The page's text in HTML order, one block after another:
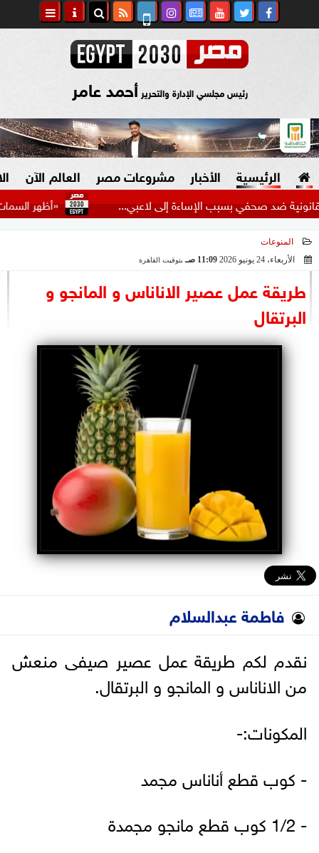
رئيس مجلسي الإدارة والتحرير أحمد عامر
الرئيسية الأخبار
السياسة
الرئاسة
البرلمان
الوزارات
مشروعات مصر
صنع في مصر
العالم الآن
«أظهر السمات ضد صحفي بسبب الإساءة إلى لاعبي...
المنوعات
الأربعاء، 24 يونيو 2026
11:09 صـ بتوقيت القاهرة
طريقة عمل عصير الاناناس و المانجو و
البرتقال
فاطمة عبدالسلام
نقدم لكم طريقة عمل عصير صيفى منعش
من الاناناس و المانجو و البرتقال.
المكونات:-
- كوب قطع أناناس مجمد
- 1/2 كوب قطع مانجو مجمدة